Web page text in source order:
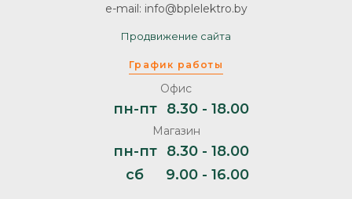
График работы
Офис
пн-пт 8.30 - 18.00
Магазин
пн-пт
8.30 - 18.00
сб
9.00 - 16.00
e-mail: info@bplelektro.by
Продвижение сайта